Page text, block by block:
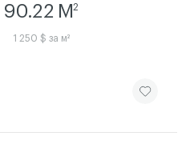
90.22 M2
1 250 $ за м²
ЧИТАТИ